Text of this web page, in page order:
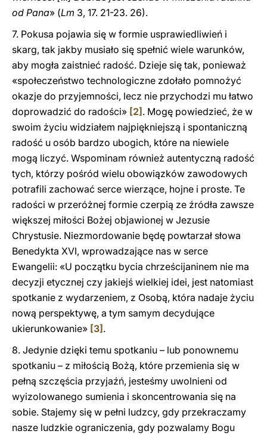
od Pana» (Lm 3, 17. 21-23. 26).
7. Pokusa pojawia się w formie usprawiedliwień i
skarg, tak jakby musiało się spełnić wiele warunków,
aby mogła zaistnieć radość. Dzieje się tak, ponieważ
«społeczeństwo technologiczne zdołało pomnożyć
okazje do przyjemności, lecz nie przychodzi mu łatwo
doprowadzić do radości» [2] . Mogę powiedzieć, że w
swoim życiu widziałem najpiękniejszą i spontaniczną
radość u osób bardzo ubogich, które na niewiele
mogą liczyć. Wspominam również autentyczną radość
tych, którzy pośród wielu obowiązków zawodowych
potrafili zachować serce wierzące, hojne i proste. Te
radości w przeróżnej formie czerpią ze źródła zawsze
większej miłości Bożej objawionej w Jezusie
Chrystusie. Niezmordowanie będę powtarzał słowa
Benedykta XVI, wprowadzające nas w serce
Ewangelii: «U początku bycia chrześcijaninem nie ma
decyzji etycznej czy jakiejś wielkiej idei, jest natomiast
spotkanie z wydarzeniem, z Osobą, która nadaje życiu
nową perspektywę, a tym samym decydujące
ukierunkowanie» [3] .
8. Jedynie dzięki temu spotkaniu – lub ponownemu
spotkaniu – z miłością Bożą, które przemienia się w
pełną szczęścia przyjaźń, jesteśmy uwolnieni od
wyizolowanego sumienia i skoncentrowania się na
sobie. Stajemy się w pełni ludzcy, gdy przekraczamy
nasze ludzkie ograniczenia, gdy pozwalamy Bogu